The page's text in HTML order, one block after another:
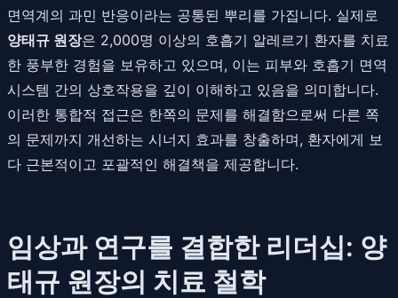
면역계의 과민 반응이라는 공통된 뿌리를 가집니다. 실제로
양태규 원장은 2,000명 이상의 호흡기 알레르기 환자를 치료
한 풍부한 경험을 보유하고 있으며, 이는 피부와 호흡기 면역
시스템 간의 상호작용을 깊이 이해하고 있음을 의미합니다.
이러한 통합적 접근은 한쪽의 문제를 해결함으로써 다른 쪽
의 문제까지 개선하는 시너지 효과를 창출하며, 환자에게 보
다 근본적이고 포괄적인 해결책을 제공합니다.
임상과 연구를 결합한 리더십: 양
태규 원장의 치료 철학